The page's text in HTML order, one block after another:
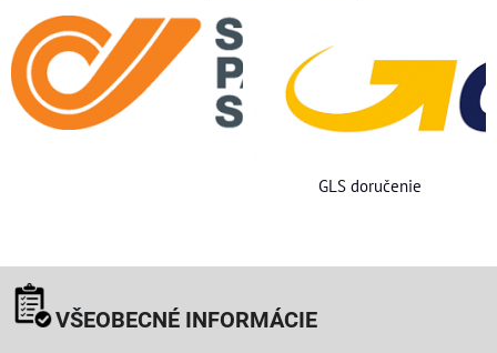
GLS doručenie
VŠEOBECNÉ INFORMÁCIE